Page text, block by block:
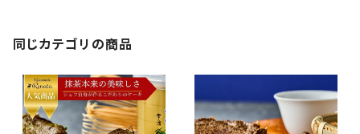
同じカテゴリの商品